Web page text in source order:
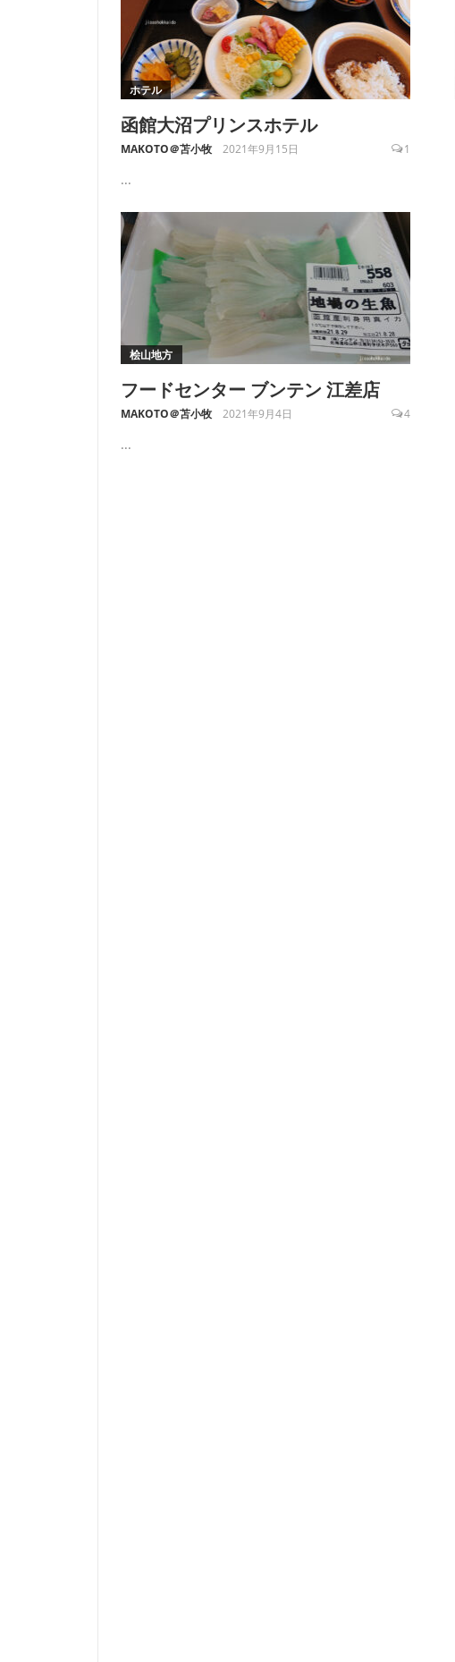
ホテル
函館大沼プリンスホテル
MAKOTO＠苫小牧 2021年9月15日 1
...
桧山地方
フードセンター ブンテン 江差店
MAKOTO＠苫小牧 2021年9月4日 4
...